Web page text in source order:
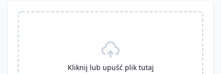
Kliknij lub upuść plik tutaj